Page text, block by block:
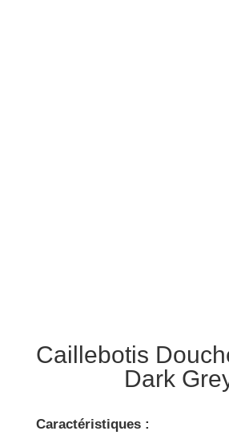
Caillebotis
Dark
Caractéristiques :